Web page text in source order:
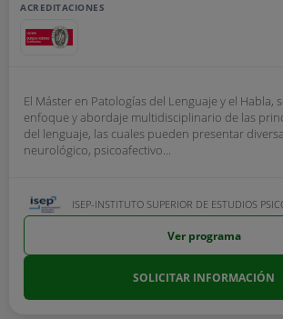
ACREDITACIONES
El Máster en Patologías del Lenguaje y el Habla,
enfoque y abordaje multidisciplinario de las
del lenguaje, las cuales pueden presentar
neurológico, psicoafectivo...
ISEP-INSTITUTO SUPERIOR DE ESTUDIOS
Ver programa
SOLICITAR INFORMACIÓN